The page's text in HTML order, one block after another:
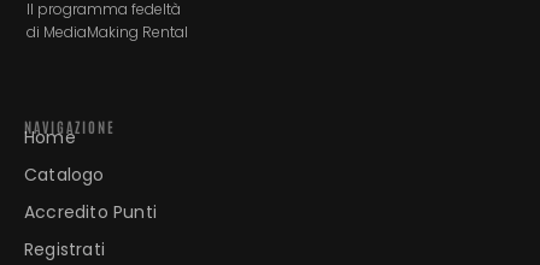
Il programma fedeltà
di MediaMaking Rental
NAVIGAZIONE
Home
Catalogo
Accredito Punti
Registrati